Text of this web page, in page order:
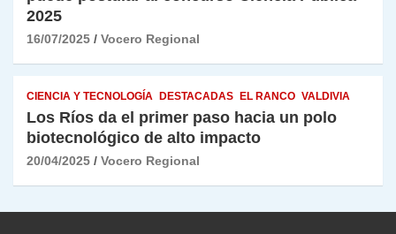
2025
16/07/2025 Vocero Regional
CIENCIA Y TECNOLOGÍA DESTACADAS EL RANCO VALDIVIA
Los Ríos da el primer paso hacia un polo
biotecnológico de alto impacto
20/04/2025 Vocero Regional